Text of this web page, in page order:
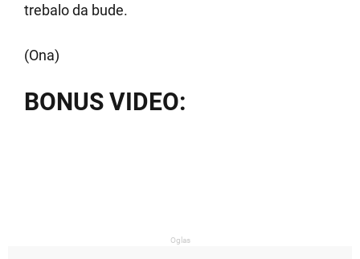
trebalo da bude.
(Ona)
BONUS VIDEO:
Oglas